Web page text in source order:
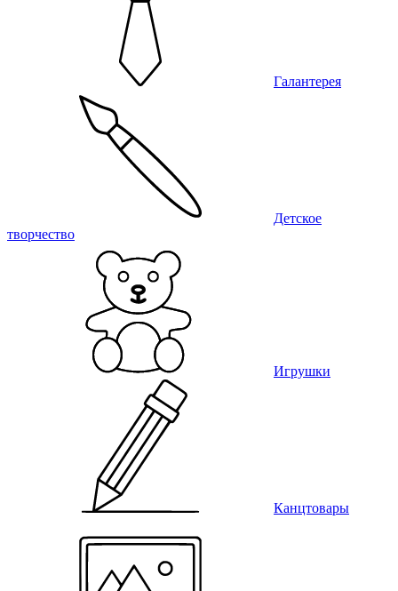
Галантерея
Детское
творчество
Игрушки
Канцтовары